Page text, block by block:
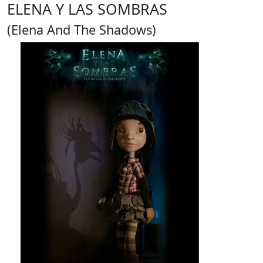
ELENA Y LAS SOMBRAS
(Elena And The Shadows)